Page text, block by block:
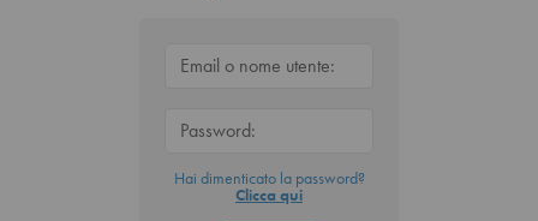
Hai dimenticato la password?
Clicca qui